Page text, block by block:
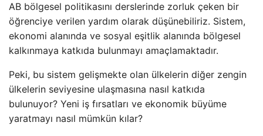
AB bölgesel politikasını derslerinde zorluk çeken bir
öğrenciye verilen yardım olarak düşünebiliriz. Sistem,
ekonomi alanında ve sosyal eşitlik alanında bölgesel
kalkınmaya katkıda bulunmayı amaçlamaktadır.
Peki, bu sistem gelişmekte olan ülkelerin diğer zengin
ülkelerin seviyesine ulaşmasına nasıl katkıda
bulunuyor? Yeni iş fırsatları ve ekonomik büyüme
yaratmayı nasıl mümkün kılar?